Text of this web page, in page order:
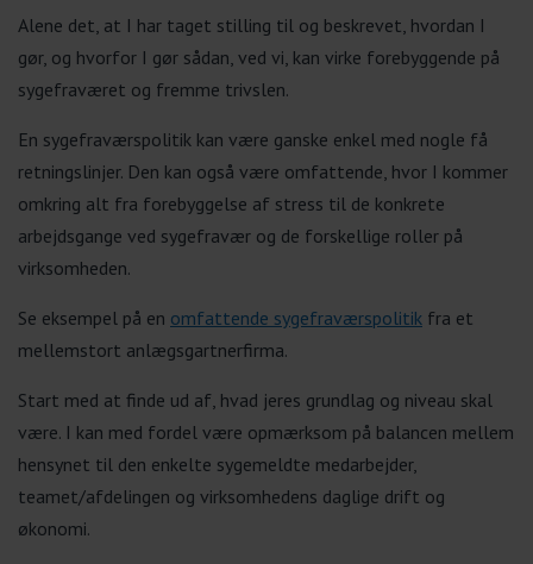
Alene det, at I har taget stilling til og beskrevet, hvordan I
gør, og hvorfor I gør sådan, ved vi, kan virke forebyggende på
sygefraværet og fremme trivslen.
En sygefraværspolitik kan være ganske enkel med nogle få
retningslinjer. Den kan også være omfattende, hvor I kommer
omkring alt fra forebyggelse af stress til de konkrete
arbejdsgange ved sygefravær og de forskellige roller på
virksomheden.
Se eksempel på en omfattende sygefraværspolitik fra et
mellemstort anlægsgartnerfirma.
Start med at finde ud af, hvad jeres grundlag og niveau skal
være. I kan med fordel være opmærksom på balancen mellem
hensynet til den enkelte sygemeldte medarbejder,
teamet/afdelingen og virksomhedens daglige drift og
økonomi.